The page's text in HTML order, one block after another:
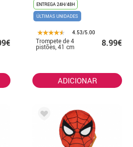
ENTREGA 24H/48H
ÚLTIMAS UNIDADES
4.53/5.00
Trompete de 4
pistões, 41 cm 8.99€
ADICIONAR